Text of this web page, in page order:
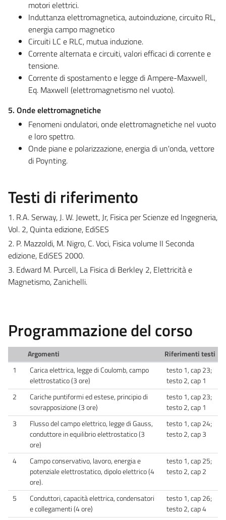
motori elettrici.
Induttanza elettromagnetica, autoinduzione, circuito RL,
energia campo magnetico
Circuiti LC e RLC, mutua induzione.
Corrente alternata e circuiti, valori efficaci di corrente e
tensione.
Corrente di spostamento e legge di Ampere-Maxwell,
Eq. Maxwell (elettromagnetismo nel vuoto).
5. Onde elettromagnetiche
Fenomeni ondulatori, onde elettromagnetiche nel vuoto
e loro spettro.
Onde piane e polarizzazione, energia di un'onda, vettore
di Poynting.
Testi di riferimento
1. R.A. Serway, J. W. Jewett, Jr, Fisica per Scienze ed Ingegneria,
Vol. 2, Quinta edizione, EdiSES
2. P. Mazzoldi, M. Nigro, C. Voci, Fisica volume II Seconda
edizione, EdiSES 2000.
3. Edward M. Purcell, La Fisica di Berkley 2, Elettricità e
Magnetismo, Zanichelli.
Programmazione del corso
Argomenti
Riferimenti testi
1
Carica elettrica, legge di Coulomb, campo
elettrostatico (3 ore)
testo 1, cap 23;
testo 2, cap 1
2
Cariche puntiformi ed estese, principio di
sovrapposizione (3 ore)
testo 1, cap 23;
testo 2, cap 1
3
Flusso del campo elettrico, legge di Gauss,
conduttore in equilibrio elettrostatico (3
ore)
testo 1, cap 24;
testo 2, cap 3
4
Campo conservativo, lavoro, energia e
potenziale elettrostatico, dipolo elettrico (4
ore).
testo 1, cap 25;
testo 2, cap 2
5
Conduttori, capacità elettrica, condensatori
e collegamenti (4 ore)
testo 1, cap 26;
testo 2, cap 4